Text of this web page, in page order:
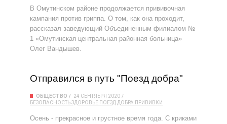
В Омутинском районе продолжается прививочная
кампания против гриппа. О том, как она проходит,
рассказал заведующий Объединенным филиалом №
1 «Омутинская центральная районная больница»
Олег Вандышев.
Отправился в путь "Поезд добра"
ОБЩЕСТВО
24 СЕНТЯБРЯ 2020
БЕЗОПАСНОСТЬЗДОРОВЬЕ ПОЕЗД ДОБРА ПРИВИВКИ
Осень - прекрасное и грустное время года. С криками